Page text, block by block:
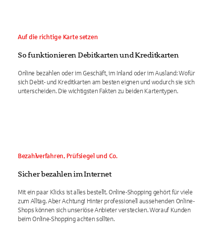
Auf die richtige Karte setzen
So funktionieren Debitkarten und Kreditkarten
Online bezahlen oder im Geschäft, im Inland oder im Ausland: Wofür
sich Debit- und Kreditkarten am besten eignen und wodurch sie sich
unterscheiden. Die wichtigsten Fakten zu beiden Kartentypen.
Bezahlverfahren, Prüfsiegel und Co.
Sicher bezahlen im Internet
Mit ein paar Klicks ist alles bestellt. Online-Shopping gehört für viele
zum Alltag. Aber Achtung! Hinter professionell aussehenden Online-
Shops können sich unseriöse Anbieter verstecken. Worauf Kunden
beim Online-Shopping achten sollten.